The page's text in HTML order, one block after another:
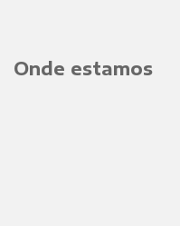
Onde estamos